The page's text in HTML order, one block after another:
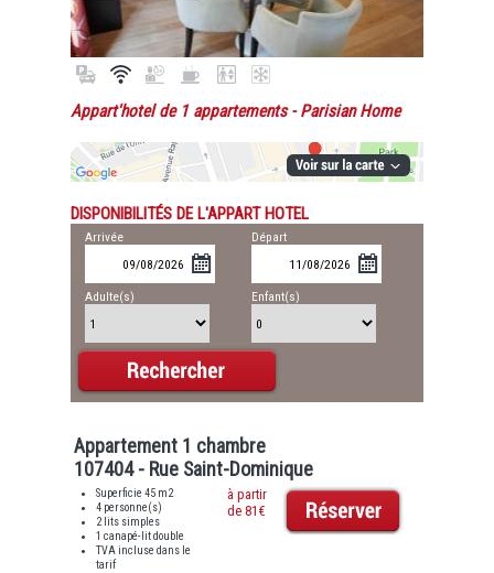
Appart'hotel de 1 appartements- Parisian Home
DISPONIBILITÉS DE L'APPART HOTEL
Arrivée Départ
Adulte(s) Enfant(s)
Appartement 1 chambre
107404 - Rue Saint-Dominique
Superficie 45 m2
4 personne(s)
2 lits simples
1 canapé-lit double
TVA incluse dans le
tarif
à partir
de 81€